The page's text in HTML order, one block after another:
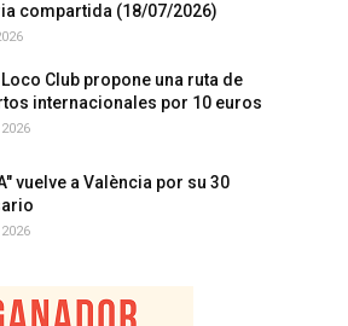
compartida (18/07/2026)
Loco Club propone una ruta de
internacionales por 10 euros
vuelve a València por su 30